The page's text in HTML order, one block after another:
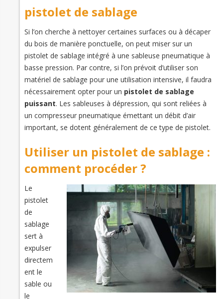
pistolet de sablage
Si l’on cherche à nettoyer certaines surfaces ou à décaper
du bois de manière ponctuelle, on peut miser sur un
pistolet de sablage intégré à une sableuse pneumatique à
basse pression. Par contre, si l’on prévoit d’utiliser son
matériel de sablage pour une utilisation intensive, il faudra
nécessairement opter pour un pistolet de sablage
puissant. Les sableuses à dépression, qui sont reliées à
un compresseur pneumatique émettant un débit d’air
important, se dotent généralement de ce type de pistolet.
Utiliser un pistolet de sablage :
comment procéder ?
Le
pistolet
de
sablage
sert à
expulser
directem
ent le
sable ou
le